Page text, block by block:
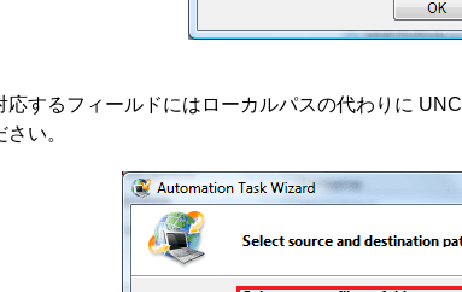
応するフィールドにはローカルパスの代わりに
さい。